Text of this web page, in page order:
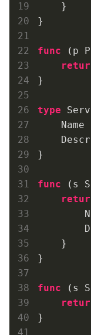
    }
}
func (p
}
type
}
func (s
    }
}
func (s
}